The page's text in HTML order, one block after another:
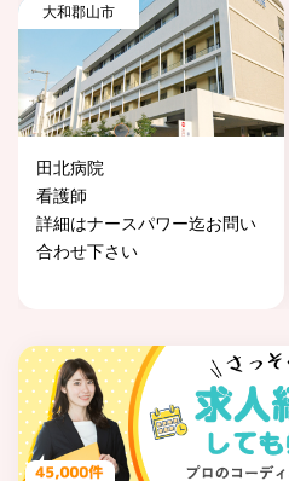
大和郡山市
田北病院
看護師
詳細はナースパワー迄お問い
合わせ下さい